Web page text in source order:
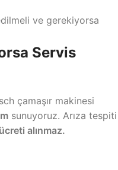
ve gerekiyorsa
Servis
çamaşır makinesi
sunuyoruz. Arıza tespiti
alınmaz.